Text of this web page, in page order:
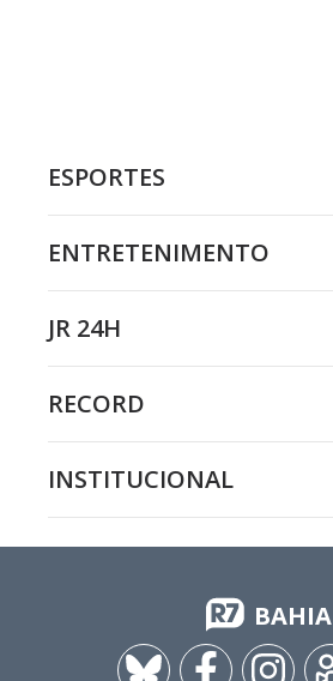
ESPORTES
ENTRETENIMENTO
JR 24H
RECORD
INSTITUCIONAL
BAHIA